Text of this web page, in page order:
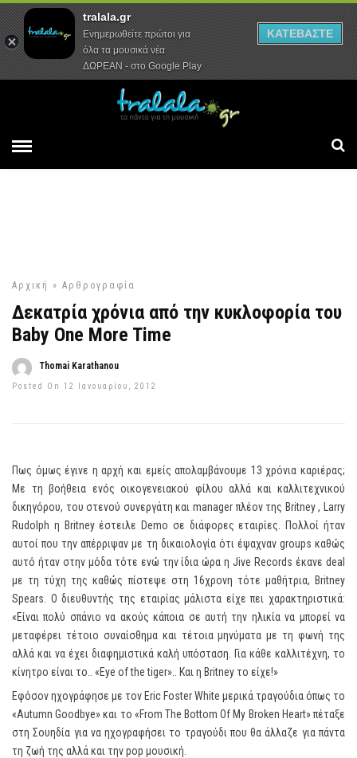
Αρχική Συνεντεύξεις Ρεπορτάζ
Αρχική » Αρθρογραφία
Δεκατρία χρόνια από την κυκλοφορία του
Baby One More Time
Thomai Karathanou
Posted On 12 Ιανουαρίου, 2012
Πως όμως έγινε η αρχή και εμείς απολαμβάνουμε 13 χρόνια καριέρας;
Με τη βοήθεια ενός οικογενειακού φίλου αλλά και καλλιτεχνικού
δικηγόρου, του στενού συνεργάτη και manager πλέον της Britney , Larry
Rudolph η Britney έστειλε Demo σε διάφορες εταιρίες. Πολλοί ήταν
αυτοί που την απέρριψαν με τη δικαιολογία ότι έψαχναν groups καθώς
αυτό ήταν στην μόδα τότε ενώ την ίδια ώρα η Jive Records έκανε deal
με τη τύχη της καθώς πίστεψε στη 16χρονη τότε μαθήτρια, Britney
Spears. Ο διευθυντής της εταιρίας μάλιστα είχε πει χαρακτηριστικά:
«Είναι πολύ σπάνιο να ακούς κάποια σε αυτή την ηλικία να μπορεί να
μεταφέρει τέτοιο συναίσθημα και τέτοια μηνύματα με τη φωνή της
αλλά και να έχει διαφημιστικά καλή υπόσταση. Για κάθε καλλιτέχνη, το
κίνητρο είναι το.. «Eye of the tiger».. Και η Britney το είχε!»
Εφόσον ηχογράφησε με τον Eric Foster White μερικά τραγούδια όπως το
«Autumn Goodbye» και το «From The Bottom Of My Broken Heart» πέταξε
στη Σουηδία για να ηχογραφήσει το τραγούδι που θα άλλαζε για πάντα
τη ζωή της αλλά και την pop μουσική.
tralala.gr
Ενημερωθείτε πρώτοι για
όλα τα μουσικά νέα
ΔΩΡΕΑΝ - στο Google Play
ΚΑΤΕΒΑΣΤΕ